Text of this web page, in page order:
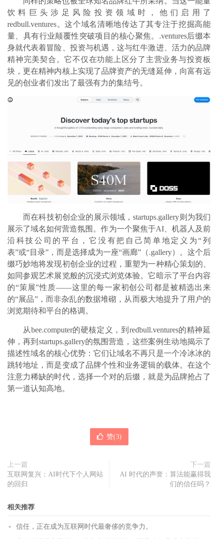
饮料巨头涉足风险投资领域时，他们启用了
redbull.ventures。这个域名清晰地传达了其专注于挖掘高能
量、具有行业颠覆性突破项目的核心聚焦。.ventures后缀本
身就代表着冒险、投资与机遇，这与红牛激进、活力的品牌
精神完美契合。它不仅在功能上区分了主营业务与投资板
块，更在精神内核上实现了品牌资产的无缝延伸，向富有远
见的创业者们发出了最强有力的集结号。
而在科技初创企业的展示领域，startups.gallery则为我们
展示了域名如何营造氛围。作为一个聚焦于AI、机器人及前
沿科技公司的平台，它没有把自己简单地定义为“列
表”或“目录”，而是选择成为一座“画廊”（.gallery）。这个后
缀巧妙地将发现初创企业的过程，重塑为一种精心策划的、
如同参观艺术展览般的沉浸式浏览体验。它暗示了平台内容
的“策展”性质——这里的每一家初创公司都是被精选出来
的“展品”，而非杂乱的数据堆砌，从而极大地提升了用户的
浏览期待和平台的格调。
从bee.computer的硬核定义，到redbull.ventures的精神延
伸，再到startups.gallery的氛围营造，这些案例生动地揭示了
描述性域名的核心优势：它们让域名不再只是一个冷冰冰的
跳转地址，而是变成了品牌个性和业务逻辑的载体。在这个
注意力稀缺的时代，选择一个对的后缀，就是为品牌抢占了
第一道认知高地。
赞(3)
上一篇
互联网复兴：AI时代下个人网站
的回归
下一篇
AI 时代的声誉：算法能赢得我
们的信任吗？
相关推荐
信任，正在成为互联网时代最奢侈的竞争力。